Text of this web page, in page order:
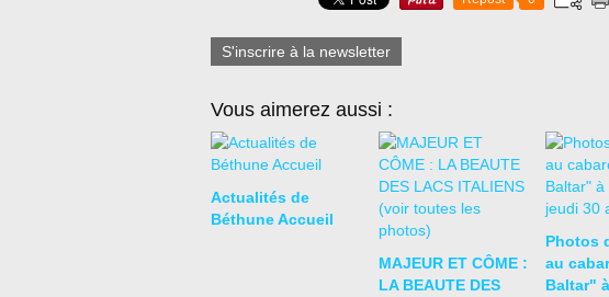
S'inscrire à la newsletter
Vous aimerez aussi :
Actualités de
Béthune Accueil
MAJEUR ET CÔME :
LA BEAUTE DES
Photos
au
Baltar"